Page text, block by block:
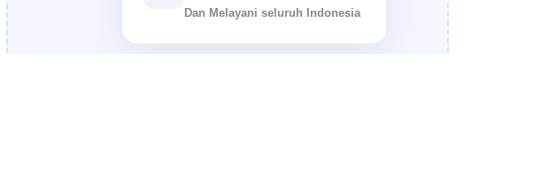
Dan Melayani seluruh Indonesia